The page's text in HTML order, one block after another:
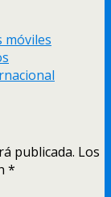
móviles
publicada. Los
*